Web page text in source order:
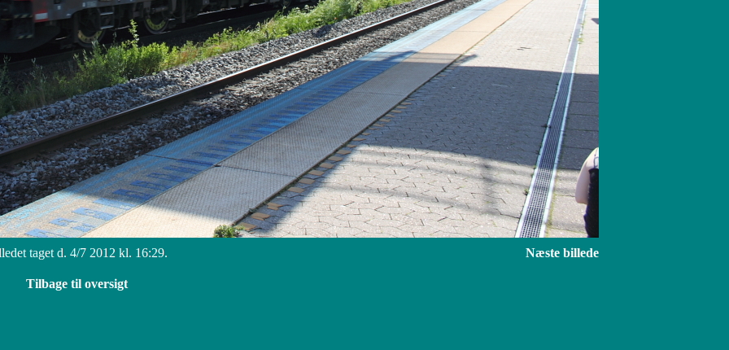
taget d. 4/7 2012 kl. 16:29. Næste billede
Tilbage til oversigt